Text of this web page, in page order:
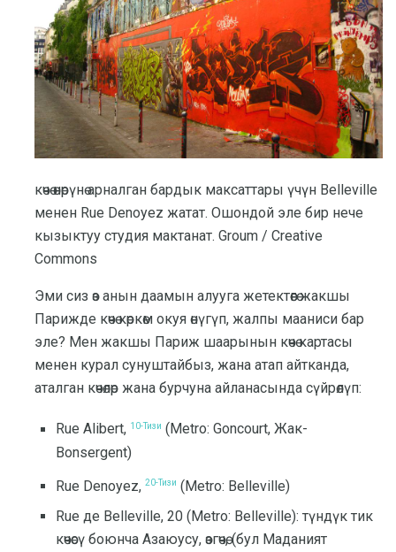
көчө өнөрүнө арналган бардык максаттары үчүн Belleville
менен Rue Denoyez жатат. Ошондой эле бир нече
кызыктуу студия мактанат. Groum / Creative
Commons
Эми сиз өз анын даамын алууга жетектөөгө жакшы
Парижде көчө көркөм окуя өнүгүп, жалпы мааниси бар
эле? Мен жакшы Париж шаарынын көчө картасы
менен курал сунуштайбыз, жана атап айтканда,
аталган көчөлөр жана бурчуна айланасында сүйрөлүп:
Rue Alibert, 10-Тизи (Metro: Goncourt, Жак-
Bonsergent)
Rue Denoyez, 20-Тизи (Metro: Belleville)
Rue де Belleville, 20 (Metro: Belleville): түндүк тик
көчөсү боюнча Азаюусу, өзгөчө, (бул Маданият